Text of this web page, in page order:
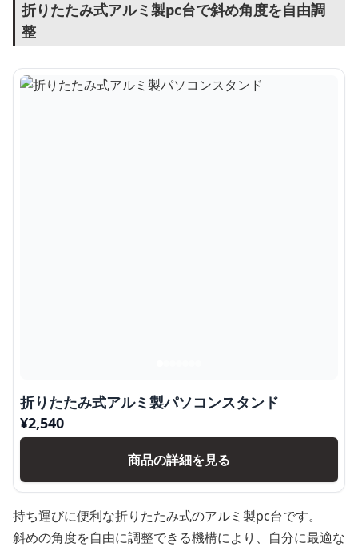
折りたたみ式アルミ製pc台で斜め角度を自由調
整
折りたたみ式アルミ製パソコンスタンド
¥2,540
商品の詳細を見る
持ち運びに便利な折りたたみ式のアルミ製pc台です。
斜めの角度を自由に調整できる機構により、自分に最適な